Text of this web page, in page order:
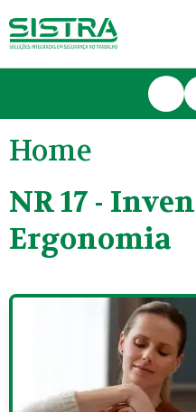
Home
NR 17 -
Ergonomia